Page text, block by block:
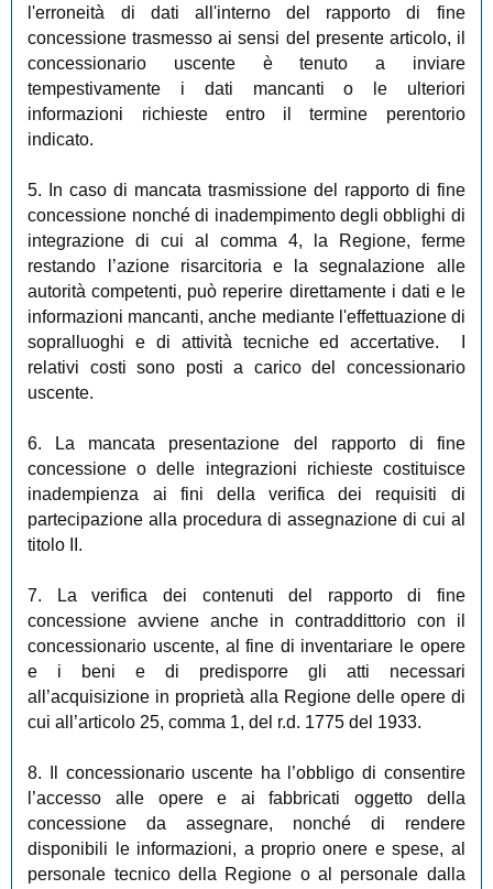
l'erroneità di dati all'interno del rapporto di fine
concessione trasmesso ai sensi del presente articolo, il
concessionario uscente è tenuto a inviare
tempestivamente i dati mancanti o le ulteriori
informazioni richieste entro il termine perentorio
indicato.
5. In caso di mancata trasmissione del rapporto di fine
concessione nonché di inadempimento degli obblighi di
integrazione di cui al comma 4, la Regione, ferme
restando l’azione risarcitoria e la segnalazione alle
autorità competenti, può reperire direttamente i dati e le
informazioni mancanti, anche mediante l'effettuazione di
sopralluoghi e di attività tecniche ed accertative. I
relativi costi sono posti a carico del concessionario
uscente.
6. La mancata presentazione del rapporto di fine
concessione o delle integrazioni richieste costituisce
inadempienza ai fini della verifica dei requisiti di
partecipazione alla procedura di assegnazione di cui al
titolo II.
7. La verifica dei contenuti del rapporto di fine
concessione avviene anche in contraddittorio con il
concessionario uscente, al fine di inventariare le opere
e i beni e di predisporre gli atti necessari
all’acquisizione in proprietà alla Regione delle opere di
cui all’articolo 25, comma 1, del r.d. 1775 del 1933.
8. Il concessionario uscente ha l’obbligo di consentire
l’accesso alle opere e ai fabbricati oggetto della
concessione da assegnare, nonché di rendere
disponibili le informazioni, a proprio onere e spese, al
personale tecnico della Regione o al personale dalla